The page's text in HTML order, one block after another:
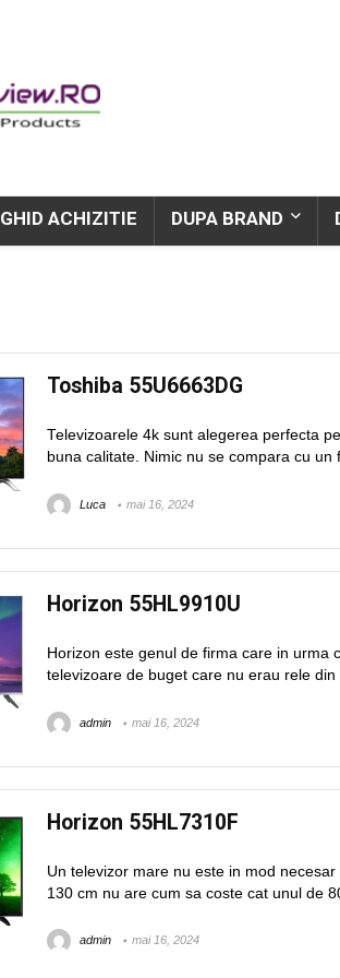
GHID ACHIZITIE DUPA BRAND
Toshiba 55U6663DG
Televizoarele 4k sunt alegerea perfecta
buna calitate. Nimic nu se compara cu un
Luca mai 16, 2024
Horizon 55HL9910U
Horizon este genul de firma care in urma
televizoare de buget care nu erau rele din
admin mai 16, 2024
Horizon 55HL7310F
Un televizor mare nu este in mod
130 cm nu are cum sa coste cat unul de
admin mai 16, 2024